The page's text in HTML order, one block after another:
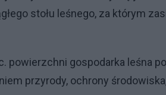
stołu leśnego, za którym
powierzchni gospodarka leśna
przyrody, ochrony